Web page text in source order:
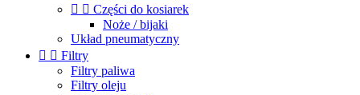
  Części do kosiarek
Noże / bijaki
Układ pneumatyczny
  Filtry
Filtry paliwa
Filtry oleju